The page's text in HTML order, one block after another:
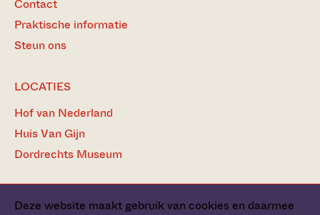
Deze website maakt gebruik van cookies en daarmee
Contact
Praktische informatie
Steun ons
LOCATIES
Hof van Nederland
Huis Van Gijn
Dordrechts Museum